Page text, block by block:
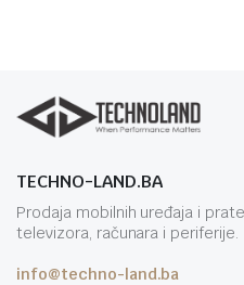
TECHNO-LAND.BA
Prodaja mobilnih uređaja i
televizora, računara i periferije.
info@techno-land.ba